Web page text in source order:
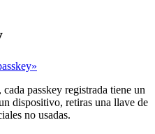
passkey registrada tiene un
dispositivo, retiras una llave de
no usadas.